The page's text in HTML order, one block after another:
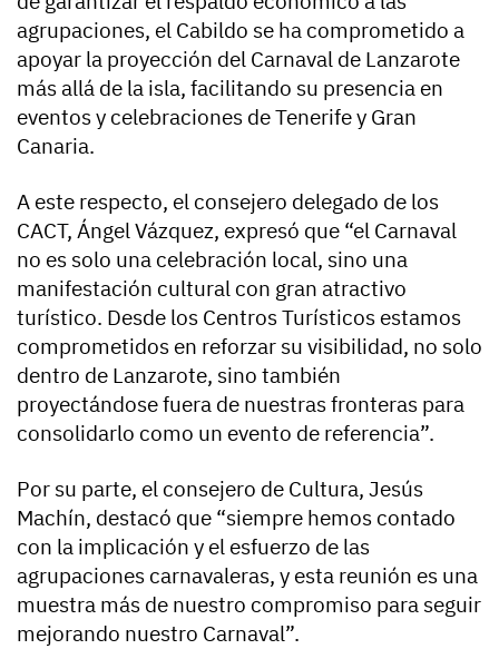
agrupaciones, el Cabildo se ha comprometido a
apoyar la proyección del Carnaval de Lanzarote
más allá de la isla, facilitando su presencia en
eventos y celebraciones de Tenerife y Gran
Canaria.
A este respecto, el consejero delegado de los
CACT, Ángel Vázquez, expresó que “el Carnaval
no es solo una celebración local, sino una
manifestación cultural con gran atractivo
turístico. Desde los Centros Turísticos estamos
comprometidos en reforzar su visibilidad, no solo
dentro de Lanzarote, sino también
proyectándose fuera de nuestras fronteras para
consolidarlo como un evento de referencia”.
Por su parte, el consejero de Cultura, Jesús
Machín, destacó que “siempre hemos contado
con la implicación y el esfuerzo de las
agrupaciones carnavaleras, y esta reunión es una
muestra más de nuestro compromiso para seguir
mejorando nuestro Carnaval”.